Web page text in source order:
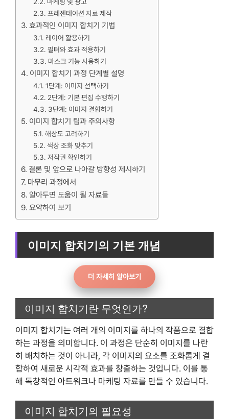
프레젠테이션 자료 제작
효과적인 이미지 합치기 기법
레이어 활용하기
필터와 효과 적용하기
마스크 기능 사용하기
이미지 합치기 과정 단계별 설명
1단계: 이미지 선택하기
2단계: 기본 편집 수행하기
3단계: 이미지 결합하기
이미지 합치기 팁과 주의사항
해상도 고려하기
색상 조화 맞추기
저작권 확인하기
결론 및 앞으로 나아갈 방향성 제시하기
마무리 과정에서
알아두면 도움이 될 자료들
요약하여 보기
이미지 합치기의 기본 개념
더 자세히 알아보기
이미지 합치기란 무엇인가?
이미지 합치기는 여러 개의 이미지를 하나의 작품으로 결합
하는 과정을 의미합니다. 이 과정은 단순히 이미지를 나란
히 배치하는 것이 아니라, 각 이미지의 요소를 조화롭게 결
합하여 새로운 시각적 효과를 창출하는 것입니다. 이를 통
해 독창적인 아트워크나 마케팅 자료를 만들 수 있습니다.
이미지 합치기의 필요성